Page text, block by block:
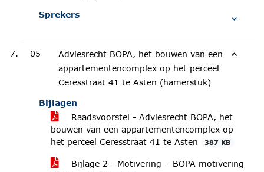
Sprekers
05
Adviesrecht BOPA, het bouwen van een
appartementencomplex op het perceel
Ceresstraat 41 te Asten (hamerstuk)
Bijlagen
Raadsvoorstel - Adviesrecht BOPA, het
bouwen van een appartementencomplex op
het perceel Ceresstraat 41 te Asten
387 KB
Bijlage 2 - Motivering – BOPA motivering